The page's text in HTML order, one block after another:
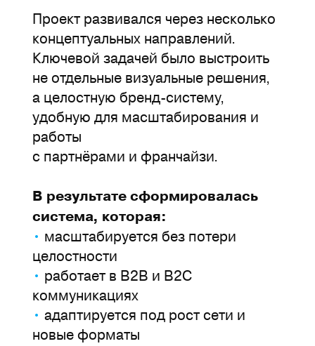
Проект развивался через несколько
концептуальных направлений.
Ключевой задачей было выстроить
не отдельные визуальные решения,
а целостную бренд-систему,
удобную для масштабирования и
работы
с партнёрами и франчайзи.
В результате сформировалась
система, которая:
• масштабируется без потери
целостности
• работает в B2B и B2C
коммуникациях
• адаптируется под рост сети и
новые форматы